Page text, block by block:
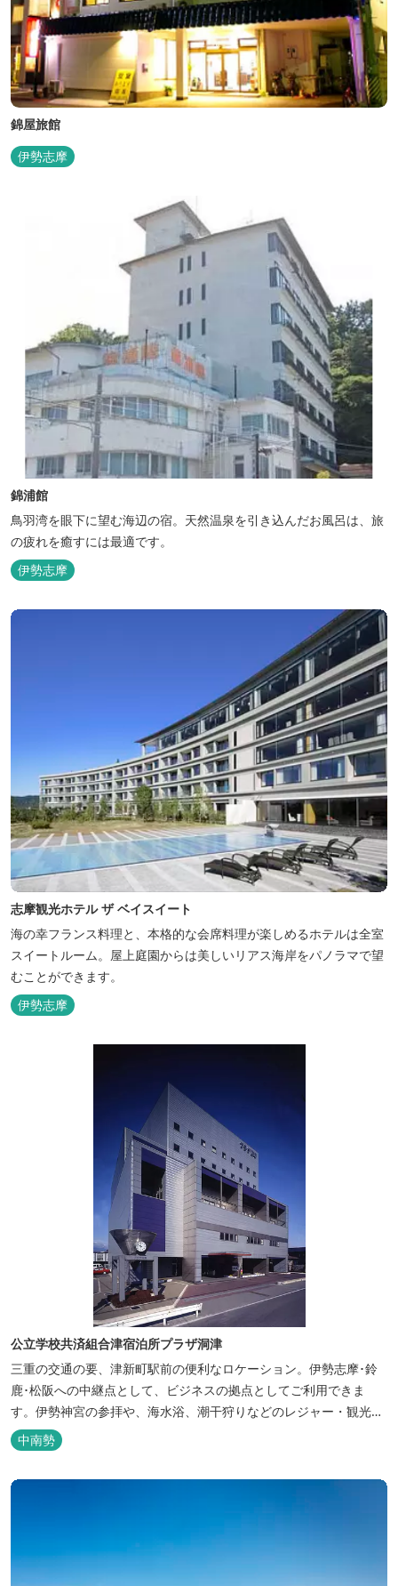
錦屋旅館
伊勢志摩
錦浦館
鳥羽湾を眼下に望む海辺の宿。天然温泉を引き込んだお風呂は、旅
の疲れを癒すには最適です。
伊勢志摩
志摩観光ホテル ザ ベイスイート
海の幸フランス料理と、本格的な会席料理が楽しめるホテルは全室
スイートルーム。屋上庭園からは美しいリアス海岸をパノラマで望
むことができます。
伊勢志摩
公立学校共済組合津宿泊所プラザ洞津
三重の交通の要、津新町駅前の便利なロケーション。伊勢志摩･鈴
鹿･松阪への中継点として、ビジネスの拠点としてご利用できま
す。伊勢神宮の参拝や、海水浴、潮干狩りなどのレジャー・観光に
も最適です。
中南勢